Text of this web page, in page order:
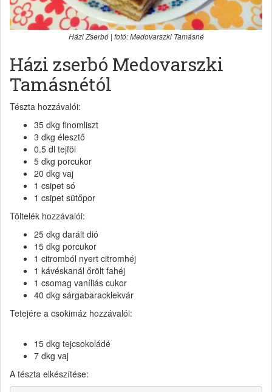
Házi Zserbó | fotó: Medovarszki Tamásné
Házi zserbó Medovarszki
Tamásnétól
Tészta hozzávalói:
35 dkg finomliszt
3 dkg élesztő
0.5 dl tejföl
5 dkg porcukor
20 dkg vaj
1 csipet só
1 csipet sütőpor
Töltelék hozzávalói:
25 dkg darált dió
15 dkg porcukor
1 citromból nyert citromhéj
1 kávéskanál őrölt fahéj
1 csomag vaníliás cukor
40 dkg sárgabaracklekvár
Tetejére a csokimáz hozzávalói:
15 dkg tejcsokoládé
7 dkg vaj
A tészta elkészítése: